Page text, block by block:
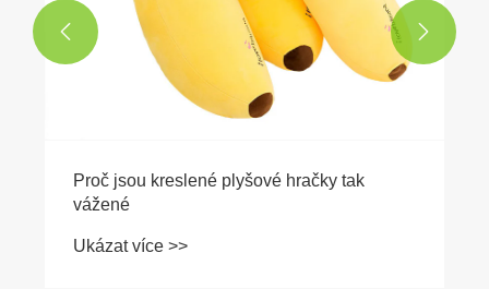
Proč jsou kreslené plyšové hračky tak
vážené
Ukázat více >>
 